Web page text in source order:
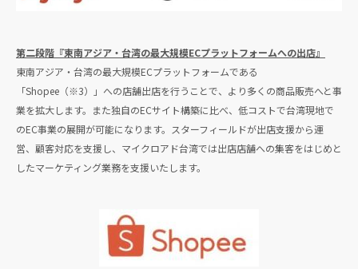
第二段階『東南アジア・台湾の最大規模ECプラットフォームへの出店』
東南アジア・台湾の最大規模ECプラットフォームである
「Shopee（※3）」への店舗出店を行うことで、より多くの商品販売へと事
業を拡大します。また独自のECサイト構築に比べ、低コストで台湾現地で
のEC事業の展開が可能になります。スターフィールドが出店支援から運
営、顧客対応を支援し、マイクロアド台湾では出店店舗への集客をはじめと
したマーケティング業務を支援いたします。